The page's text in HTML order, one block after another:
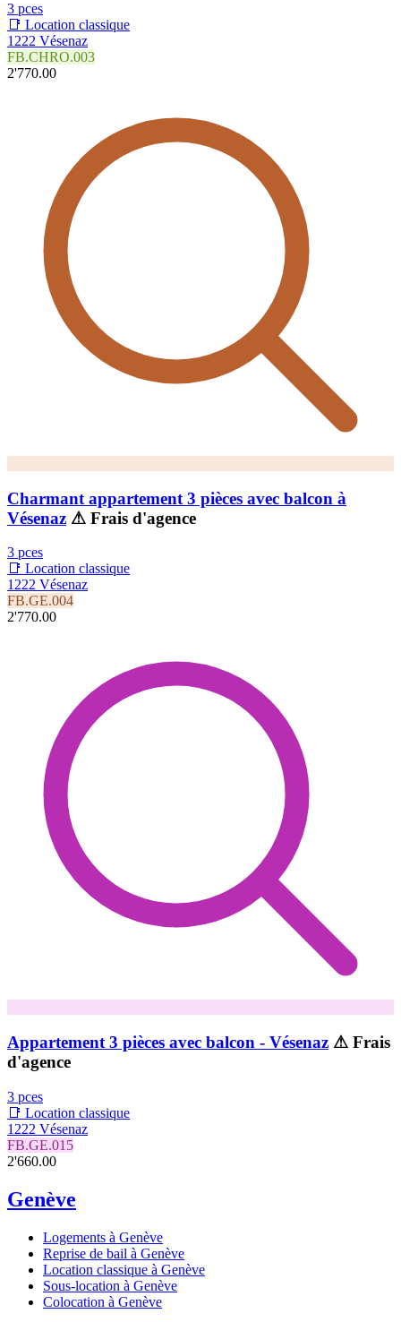
3 pces
📑 Location classique
1222 Vésenaz
FB.CHRO.003
2'770.00
Charmant appartement 3 pièces avec balcon à
Vésenaz ⚠ Frais d'agence
3 pces
📑 Location classique
1222 Vésenaz
FB.GE.004
2'770.00
Appartement 3 pièces avec balcon - Vésenaz ⚠ Frais
d'agence
3 pces
📑 Location classique
1222 Vésenaz
FB.GE.015
2'660.00
Genève
Logements à Genève
Reprise de bail à Genève
Location classique à Genève
Sous-location à Genève
Colocation à Genève